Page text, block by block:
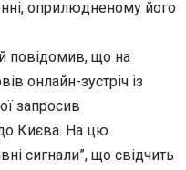
оприлюдненому його
повідомив, що на
онлайн-зустріч із
запросив
Києва. На цю
сигнали”, що свідчить